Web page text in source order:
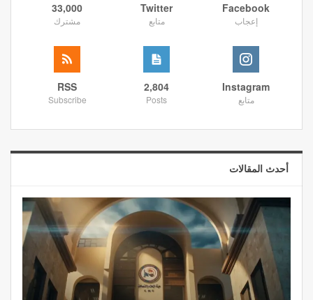
Facebook
إعجاب
Twitter
متابع
33,000
مشترك
Instagram
متابع
2,804
Posts
RSS
Subscribe
أحدث المقالات